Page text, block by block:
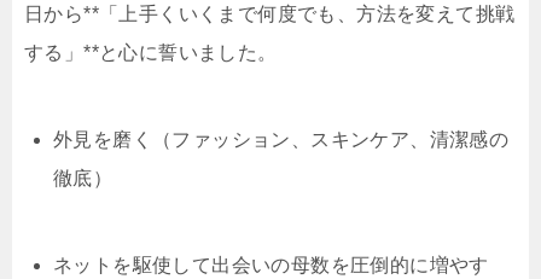
日から**「上手くいくまで何度でも、方法を変えて挑戦
する」**と心に誓いました。
外見を磨く（ファッション、スキンケア、清潔感の
徹底）
ネットを駆使して出会いの母数を圧倒的に増やす